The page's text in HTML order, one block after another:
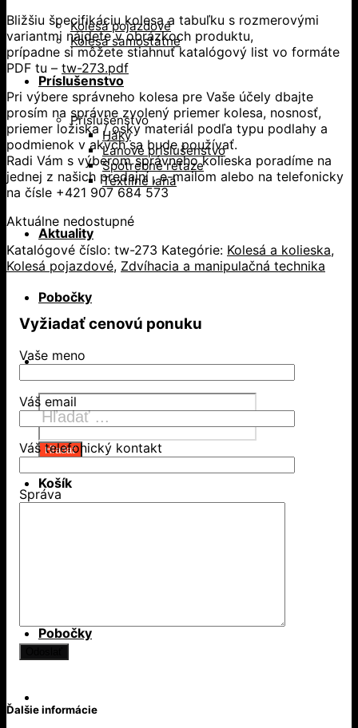
Kolesá pojazdové
Kolesá samostatné
Príslušenstvo
Príslušenstvo
Háky
Lanové príslušenstvo
Spotrebné reťaze
Textilné laná
Aktuality
Pobočky
Products
search
Hľadať
Košík
Pobočky
Bližšiu špecifikáciu kolesa a tabuľku s rozmerovými
variantmi nájdete v obrázkoch produktu,
prípadne si môžete stiahnuť katalógový list vo formáte
PDF tu – tw-273.pdf
Pri výbere správneho kolesa pre Vaše účely dbajte
prosím na správne zvolený priemer kolesa, nosnosť,
priemer ložiska / osky materiál podľa typu podlahy a
podmienok v akých sa bude používať.
Radi Vám s výberom správneho kolieska poradíme na
jednej z našich predajní , e-mailom alebo na telefonicky
na čísle +421 907 684 573
Aktuálne nedostupné
Katalógové číslo: tw-273 Kategórie: Kolesá a kolieska,
Kolesá pojazdové, Zdvíhacia a manipulačná technika
Vyžiadať cenovú ponuku
Vaše meno
Váš email
Váš telefonický kontakt
Správa
Ďalšie informácie